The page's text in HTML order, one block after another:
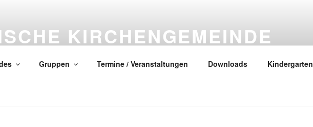
KIRCHENGEMEINDE
Gruppen Termine / Veranstaltungen Downloads Kindergarten